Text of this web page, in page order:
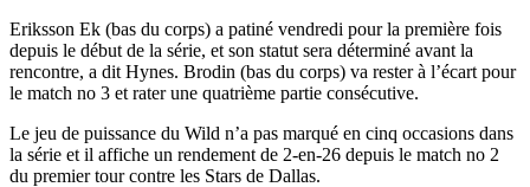
Eriksson Ek (bas du corps) a patiné vendredi pour la première fois
depuis le début de la série, et son statut sera déterminé avant la
rencontre, a dit Hynes. Brodin (bas du corps) va rester à l’écart pour
le match no 3 et rater une quatrième partie consécutive.
Le jeu de puissance du Wild n’a pas marqué en cinq occasions dans
la série et il affiche un rendement de 2-en-26 depuis le match no 2
du premier tour contre les Stars de Dallas.